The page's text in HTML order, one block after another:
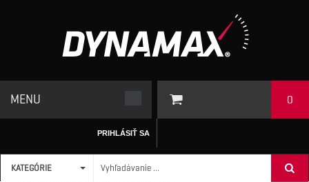
MENU 0
PRIHLÁSIŤ SA
KATEGÓRIE
ÚVODNÁ STRÁNKA / AUTOKOZMETIKA / SERVIS